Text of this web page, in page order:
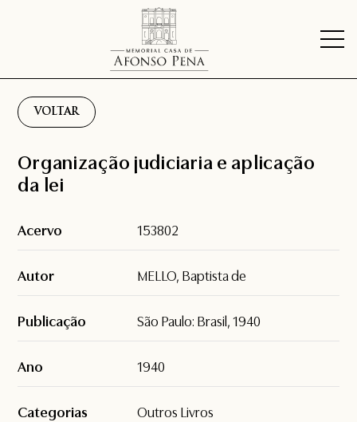
VOLTAR
Organização judiciaria e aplicação
da lei
Acervo 153802
Autor MELLO, Baptista de
Publicação São Paulo: Brasil, 1940
Ano 1940
Categorias Outros Livros